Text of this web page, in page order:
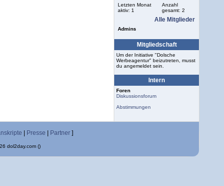
Letzten Monat
aktiv: 1
Anzahl
gesamt: 2
Alle Mitglieder
Admins
Mitgliedschaft
Um der Initiative "Dolsche
Werbeagentur" beizutreten, musst
du angemeldet sein.
Intern
Foren
Diskussionsforum
Abstimmungen
Presse Partner ]
dol2day.com ()